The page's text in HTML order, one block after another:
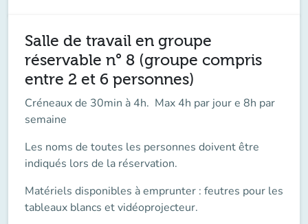
Salle de travail en groupe
réservable n° 8 (groupe compris
entre 2 et 6 personnes)
Créneaux de 30min à 4h. Max 4h par jour e 8h par
semaine
Les noms de toutes les personnes doivent être
indiqués lors de la réservation.
Matériels disponibles à emprunter : feutres pour les
tableaux blancs et vidéoprojecteur.